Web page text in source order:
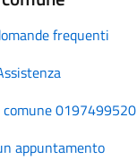
frequenti
comune 0197499520
appuntamento